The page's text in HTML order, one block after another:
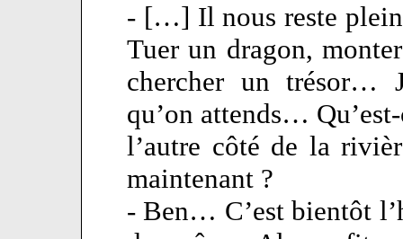
- […] Il nous reste plein
Tuer un dragon,
chercher un trésor…
qu’on attends…
l’autre côté de la
maintenant ?
- Ben… C’est bientôt